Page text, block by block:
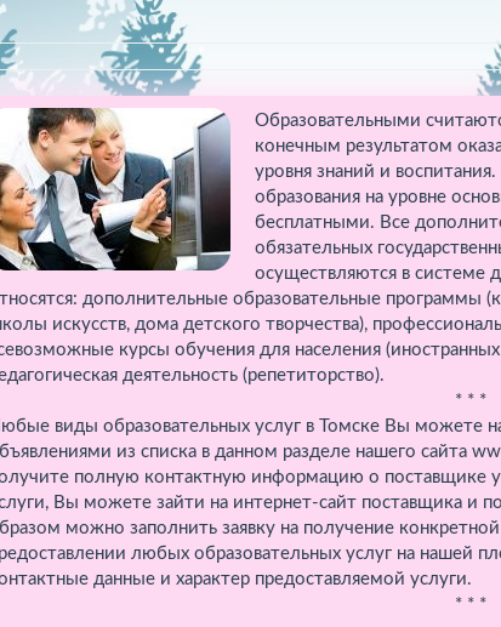
Образовательными
конечным результатом
уровня знаний и
образования на уровне
бесплатными. Все
обязательных
осуществляются в системе
дополнительные образовательные программы
искусств, дома детского творчества),
курсы обучения для населения
деятельность (репетиторство).
* * *
виды образовательных услуг в Томске Вы можете
из списка в данном разделе нашего сайта
полную контактную информацию о поставщике
Вы можете зайти на интернет-сайт поставщика и
можно заполнить заявку на получение
любых образовательных услуг на нашей
данные и характер предоставляемой услуги.
* * *